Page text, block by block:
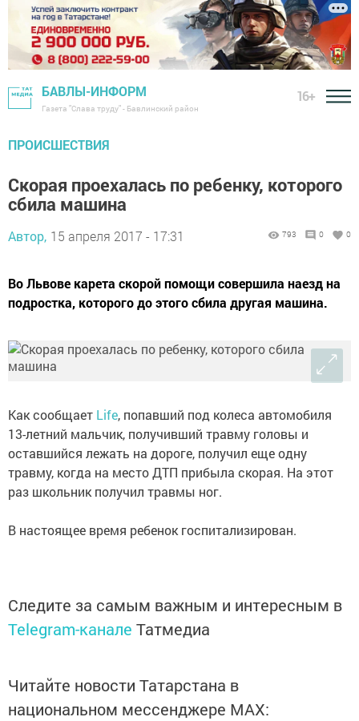
БАВЛЫ-ИНФОРМ
Газета "Слава труду" - Бавлинский район
16+
ПРОИСШЕСТВИЯ
Скорая проехалась по ребенку, которого
сбила машина
Автор, 15 апреля 2017 - 17:31 793 0 0
Во Львове карета скорой помощи совершила наезд на
подростка, которого до этого сбила другая машина.
Как сообщает Life, попавший под колеса автомобиля
13-летний мальчик, получивший травму головы и
оставшийся лежать на дороге, получил еще одну
травму, когда на место ДТП прибыла скорая. На этот
раз школьник получил травмы ног.
В настоящее время ребенок госпитализирован.
Следите за самым важным и интересным в
Telegram-канале Татмедиа
Читайте новости Татарстана в
национальном мессенджере MАХ: